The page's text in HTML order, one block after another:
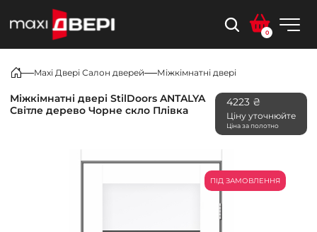
0
Maxi Двері Салон дверей Міжкімнатні двері
Міжкімнатні двері StilDoors ANTALYA
Світле дерево Чорне скло Плівка
4223 ₴
Ціну уточнюйте
Ціна за полотно
ПІД ЗАМОВЛЕННЯ